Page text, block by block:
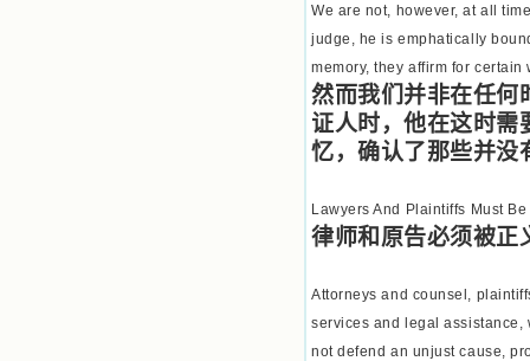
We are not, however, at all
judge, he is emphatically
memory, they affirm for
然而我们并非在任何
证人时，他在这时需
忆，确认了那些并没
Lawyers And Plaintiffs Must
律师和原告必须被正
Attorneys and counsel,
services and legal assistance,
not defend an unjust cause,